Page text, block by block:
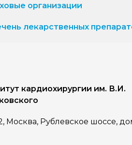
организации
лекарственных
кардиохирургии им. В.И.
Москва, Рублевское шоссе,